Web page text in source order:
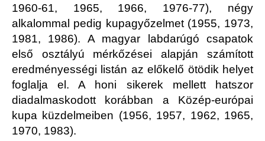
1960-61, 1965, 1966, 1976-77), négy
alkalommal pedig kupagyőzelmet (1955, 1973,
1981, 1986). A magyar labdarúgó csapatok
első osztályú mérkőzései alapján számított
eredményességi listán az előkelő ötödik helyet
foglalja el. A honi sikerek mellett hatszor
diadalmaskodott korábban a Közép-európai
kupa küzdelmeiben (1956, 1957, 1962, 1965,
1970, 1983).